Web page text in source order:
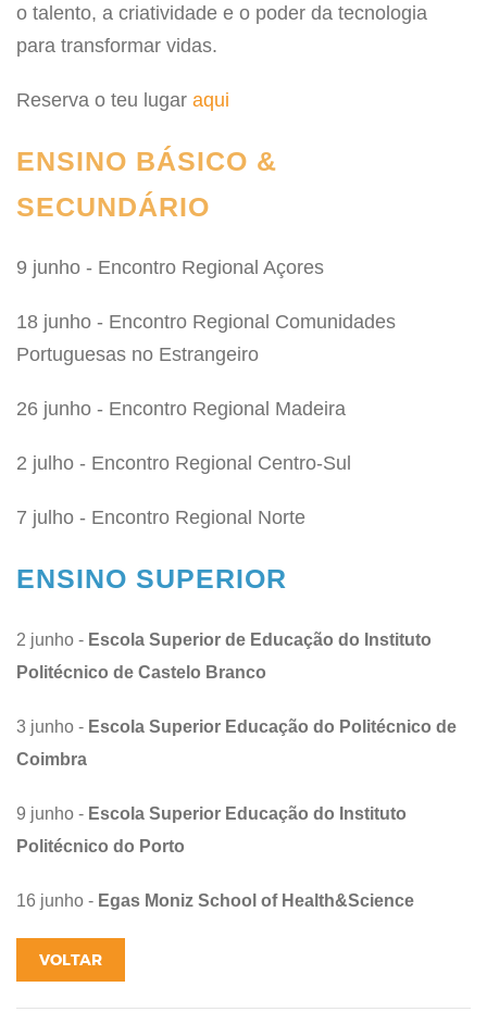
o talento, a criatividade e o poder da tecnologia
para transformar vidas.
Reserva o teu lugar aqui
ENSINO BÁSICO &
SECUNDÁRIO
9 junho - Encontro Regional Açores
18 junho - Encontro Regional Comunidades
Portuguesas no Estrangeiro
26 junho - Encontro Regional Madeira
2 julho - Encontro Regional Centro-Sul
7 julho - Encontro Regional Norte
ENSINO SUPERIOR
2 junho - Escola Superior de Educação do Instituto
Politécnico de Castelo Branco
3 junho - Escola Superior Educação do Politécnico de
Coimbra
9 junho - Escola Superior Educação do Instituto
Politécnico do Porto
16 junho - Egas Moniz School of Health&Science
VOLTAR